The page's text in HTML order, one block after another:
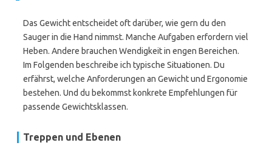
Das Gewicht entscheidet oft darüber, wie gern du den
Sauger in die Hand nimmst. Manche Aufgaben erfordern viel
Heben. Andere brauchen Wendigkeit in engen Bereichen.
Im Folgenden beschreibe ich typische Situationen. Du
erfährst, welche Anforderungen an Gewicht und Ergonomie
bestehen. Und du bekommst konkrete Empfehlungen für
passende Gewichtsklassen.
Treppen und Ebenen